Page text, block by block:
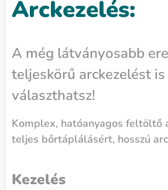
Arckezelés:
A még látványosabb
teljeskörű arckezelést is
választhatsz!
Komplex, hatóanyagos feltöltő
teljes bőrtáplálásért, hosszú
Kezelés